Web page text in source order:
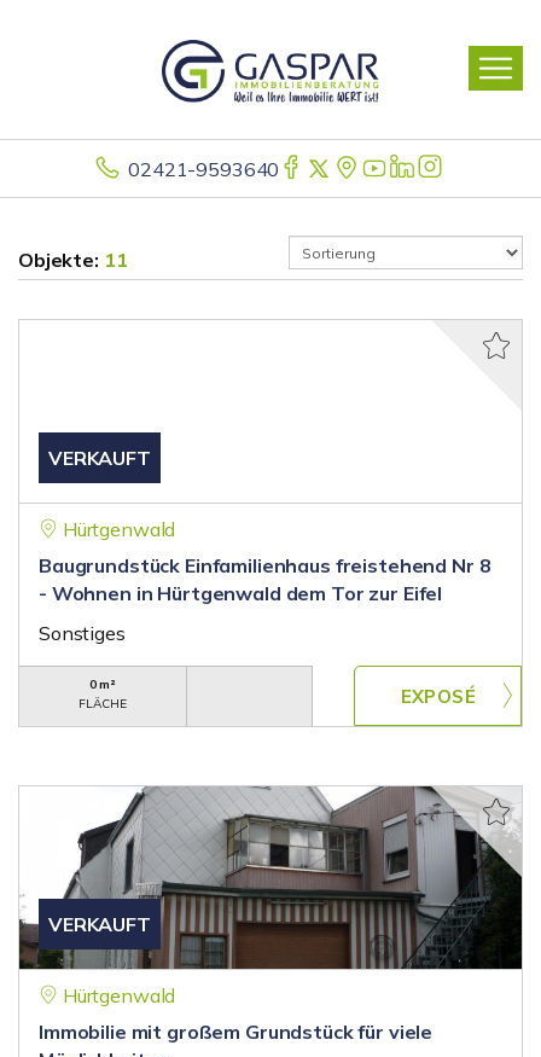
02421-9593640
Objekte: 11
VERKAUFT
Hürtgenwald
Baugrundstück Einfamilienhaus freistehend Nr 8
- Wohnen in Hürtgenwald dem Tor zur Eifel
Sonstiges
0 m²
FLÄCHE
VERKAUFT
Hürtgenwald
Immobilie mit großem Grundstück für viele